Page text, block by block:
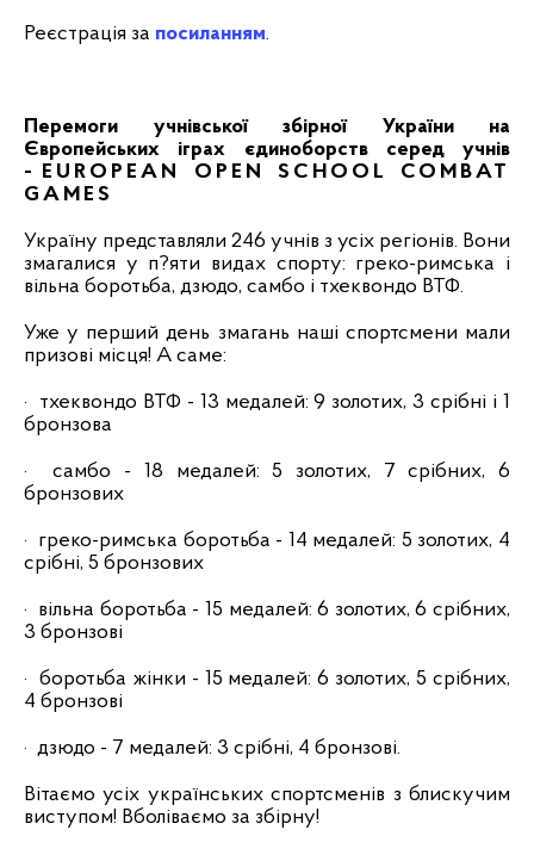
Реєстрація за посиланням.
Перемоги учнівської збірної України на
Європейських іграх єдиноборств серед учнів
-
EUROPEAN OPEN SCHOOL COMBAT
GAMES
Україну представляли 246 учнів з усіх регіонів. Вони
змагалися у п?яти видах спорту: греко-римська і
вільна боротьба, дзюдо, самбо і тхеквондо ВТФ.
Уже у перший день змагань наші спортсмени мали
призові місця! А саме:
· тхеквондо ВТФ - 13 медалей: 9 золотих, 3 срібні і 1
бронзова
· самбо - 18 медалей: 5 золотих, 7 срібних, 6
бронзових
· греко-римська боротьба - 14 медалей: 5 золотих, 4
срібні, 5 бронзових
· вільна боротьба - 15 медалей: 6 золотих, 6 срібних,
3 бронзові
· боротьба жінки - 15 медалей: 6 золотих, 5 срібних,
4 бронзові
· дзюдо - 7 медалей: 3 срібні, 4 бронзові.
Вітаємо усіх українських спортсменів з блискучим
виступом! Вболіваємо за збірну!